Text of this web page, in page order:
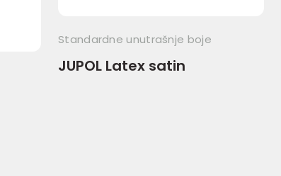
Standardne unutrašnje boje
JUPOL Latex satin